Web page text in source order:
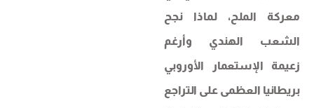
معركة الملح، لماذا نجح
الشعب الهندي وأرغم
زعيمة الإستعمار الأوروبي
بريطانيا العظمى على التراجع